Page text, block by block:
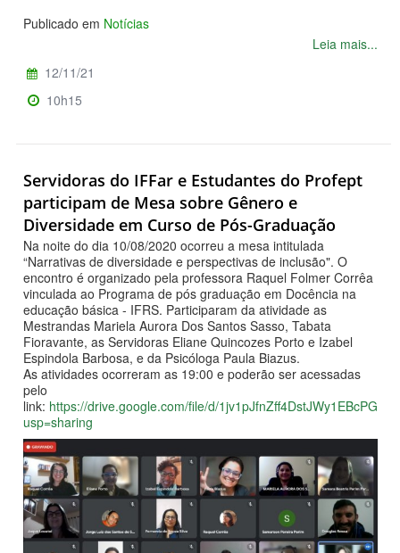
Publicado em Notícias
Leia mais...
12/11/21
10h15
Servidoras do IFFar e Estudantes do Profept
participam de Mesa sobre Gênero e
Diversidade em Curso de Pós-Graduação
Na noite do dia 10/08/2020 ocorreu a mesa intitulada
“Narrativas de diversidade e perspectivas de inclusão". O
encontro é organizado pela professora Raquel Folmer Corrêa
vinculada ao Programa de pós graduação em Docência na
educação básica - IFRS. Participaram da atividade as
Mestrandas Mariela Aurora Dos Santos Sasso, Tabata
Fioravante, as Servidoras Eliane Quincozes Porto e Izabel
Espindola Barbosa, e da Psicóloga Paula Biazus.
As atividades ocorreram as 19:00 e poderão ser acessadas
pelo
link: https://drive.google.com/file/d/
usp=sharing